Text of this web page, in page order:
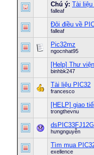
Chú ý: Tài
falleaf
Đôi điều về
falleaf
Pic32mz
ngocnhat95
[Help] Thư
binhbk247
Tài liệu PIC32
francesco
[HELP] giao
trongthevnu
hưngnguyễn
Tìm mua
exellence